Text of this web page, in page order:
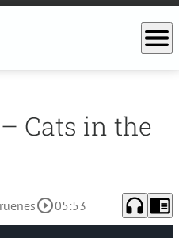
menu
Cats in the
play_circle_outline05:53 headphones chrome_reader_mode